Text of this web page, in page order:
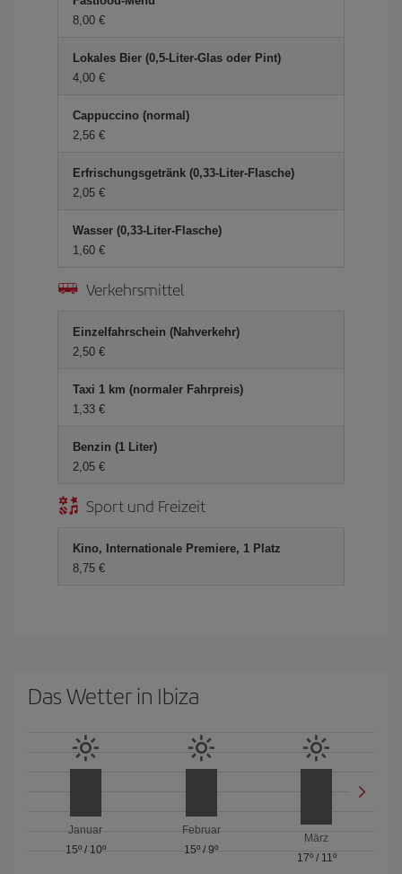
8,00 €
Lokales Bier (0,5-Liter-Glas oder Pint)
4,00 €
Cappuccino (normal)
2,56 €
Erfrischungsgetränk (0,33-Liter-Flasche)
2,05 €
Wasser (0,33-Liter-Flasche)
1,60 €
Verkehrsmittel
Einzelfahrschein (Nahverkehr)
2,50 €
Taxi 1 km (normaler Fahrpreis)
1,33 €
Benzin (1 Liter)
2,05 €
Sport und Freizeit
Kino, Internationale Premiere, 1 Platz
8,75 €
Das Wetter in Ibiza
Januar
15º/ 10º
Februar
15º / 9º
März
17º/ 11º